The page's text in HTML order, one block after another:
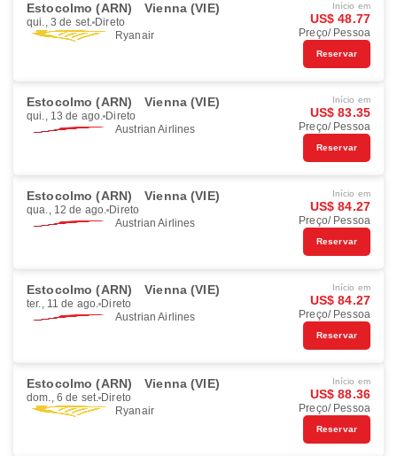
Estocolmo (ARN) Vienna (VIE)
qui., 3 de set. Direto
Ryanair
Início em
US$ 48.77
Preço/ Pessoa
Reservar
Estocolmo (ARN) Vienna (VIE)
qui., 13 de ago. Direto
Austrian Airlines
Início em
US$ 83.35
Preço/ Pessoa
Reservar
Estocolmo (ARN) Vienna (VIE)
qua., 12 de ago. Direto
Austrian Airlines
Início em
US$ 84.27
Preço/ Pessoa
Reservar
Estocolmo (ARN) Vienna (VIE)
ter., 11 de ago. Direto
Austrian Airlines
Início em
US$ 84.27
Preço/ Pessoa
Reservar
Estocolmo (ARN) Vienna (VIE)
dom., 6 de set. Direto
Ryanair
Início em
US$ 88.36
Preço/ Pessoa
Reservar